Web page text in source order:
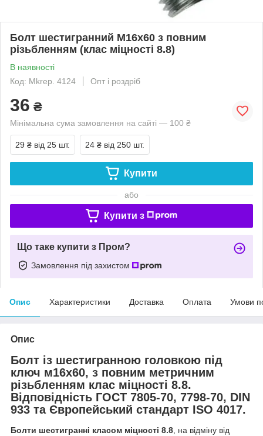
Болт шестигранний М16х60 з повним
різьбленням (клас міцності 8.8)
В наявності
Код: Mkrep. 4124
Опт і роздріб
36 ₴
Мінімальна сума замовлення на сайті — 100 ₴
29 ₴ від 25 шт. 24 ₴ від 250 шт.
Купити
або
Купити з
Що таке купити з Пром?
Замовлення під захистом
Опис Характеристики Доставка Оплата Умови
Опис
Болт із шестигранною головкою під
ключ м16х60, з повним метричним
різьбленням клас міцності 8.8.
Відповідність ГОСТ 7805-70, 7798-70, DIN
933 та Європейський стандарт ISO 4017.
Болти шестигранні класом міцності 8.8, на відміну від